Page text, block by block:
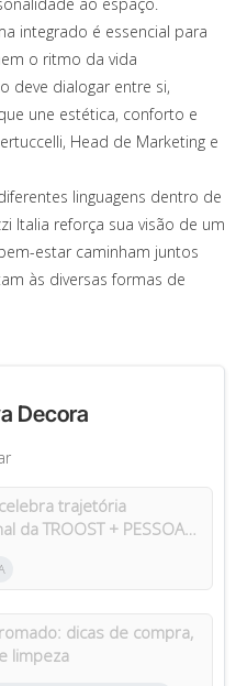
ao espaço.
integrado é essencial para
o ritmo da vida
deve dialogar entre si,
une estética, conforto e
Head de Marketing e
linguagens dentro de
Italia reforça sua visão de um
estar caminham juntos
às diversas formas de
Decora
trajetória
da TROOST + PESSOA
dicas de compra,
limpeza